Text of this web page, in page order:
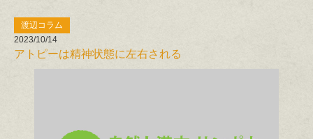
渡辺コラム
2023/10/14
アトピーは精神状態に左右される